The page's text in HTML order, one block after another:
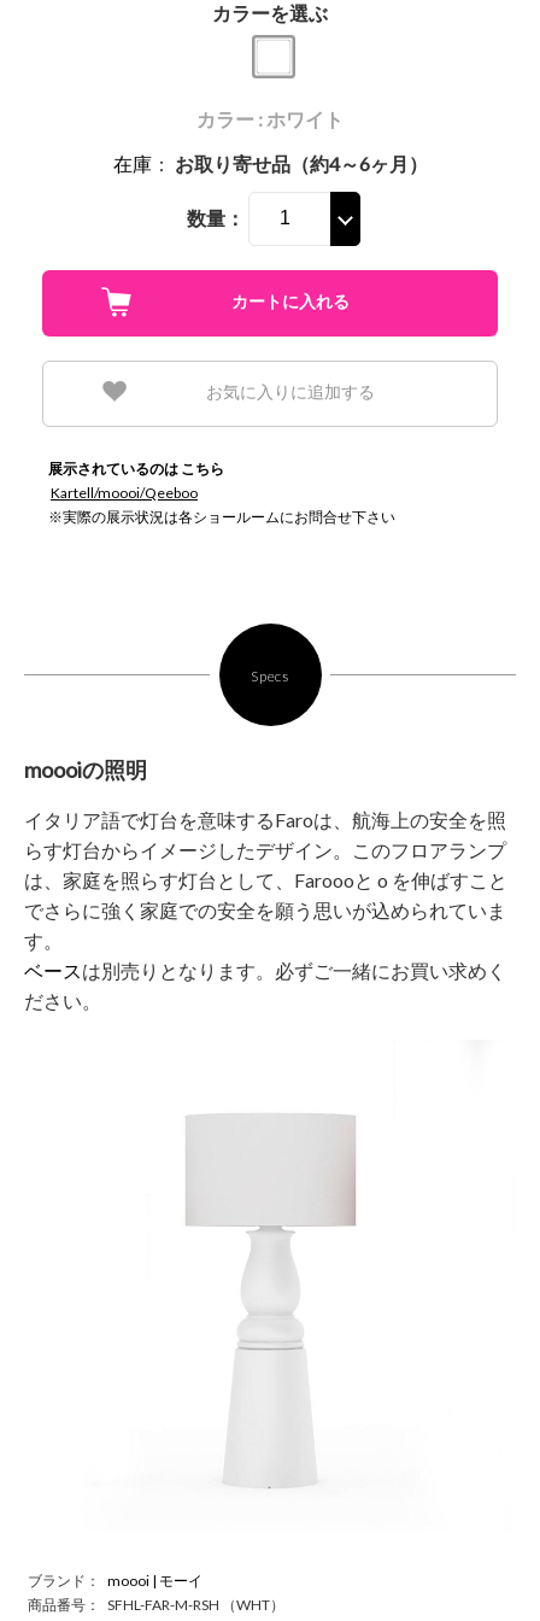
カラーを選ぶ
カラー : ホワイト
在庫： お取り寄せ品（約4～6ヶ月）
数量：
お気に入りに追加する
展示されているのは こちら
Kartell/moooi/Qeeboo
※実際の展示状況は各ショールームにお問合せ下さい
Specs
moooiの照明
イタリア語で灯台を意味するFaroは、航海上の安全を照
らす灯台からイメージしたデザイン。このフロアランプ
は、家庭を照らす灯台として、Faroooと o を伸ばすこと
でさらに強く家庭での安全を願う思いが込められていま
す。
ベースは別売りとなります。必ずご一緒にお買い求めく
ださい。
ブランド：
moooi | モーイ
商品番号：
SFHL-FAR-M-RSH （WHT）